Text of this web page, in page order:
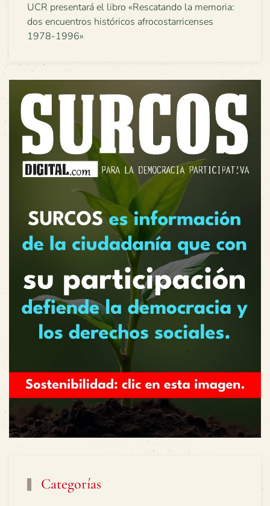
UCR presentará el libro «Rescatando la memoria:
dos encuentros históricos afrocostarricenses
1978-1996»
Categorías